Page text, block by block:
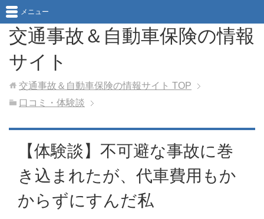
交通事故＆自動車保険の情報
サイト
メニュー
交通事故＆自動車保険の情報サイト TOP
口コミ・体験談
【体験談】不可避な事故に巻
き込まれたが、代車費用もか
からずにすんだ私